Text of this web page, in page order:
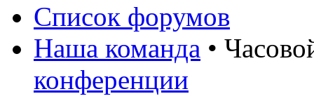
Список форумов
Наша команда •
конференции